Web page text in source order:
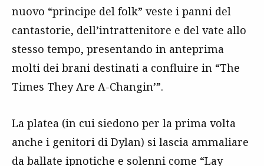
nuovo “principe del folk” veste i panni del
cantastorie, dell’intrattenitore e del vate allo
stesso tempo, presentando in anteprima
molti dei brani destinati a confluire in “The
Times They Are A-Changin’”.
La platea (in cui siedono per la prima volta
anche i genitori di Dylan) si lascia ammaliare
da ballate ipnotiche e solenni come “Lay